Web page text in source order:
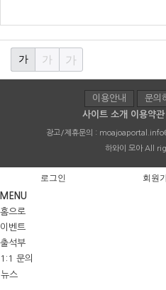
가 가 가
이용안내 문의
사이트 소개 이용약관
광고/제휴문의 :
하와이 모아All
로그인 회원
MENU
홈으로
이벤트
출석부
1:1 문의
뉴스